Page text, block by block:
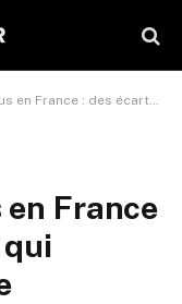
écarts de prix qui peuvent surprendre
en France